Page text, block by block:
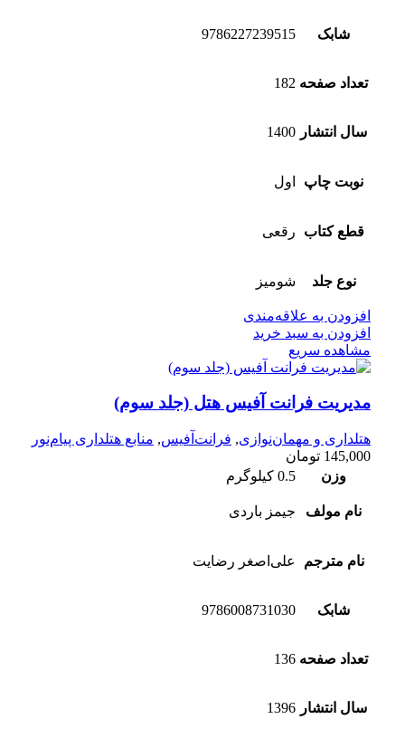
شابک 9786227239515
تعداد صفحه 182
سال انتشار 1400
نوبت چاپ اول
قطع کتاب رقعی
نوع جلد شومیز
افزودن به علاقه‌مندی
افزودن به سبد خرید
مشاهده سریع
مدیریت فرانت آفیس هتل (جلد سوم)
هتلداری و مهمان‌نوازی, فرانت‌آفیس, منابع هتلداری پیام‌نور
145,000 تومان
وزن
0.5 کیلوگرم
نام مولف جیمز باردی
نام مترجم علی‌اصغر رضایت
شابک 9786008731030
تعداد صفحه 136
سال انتشار 1396